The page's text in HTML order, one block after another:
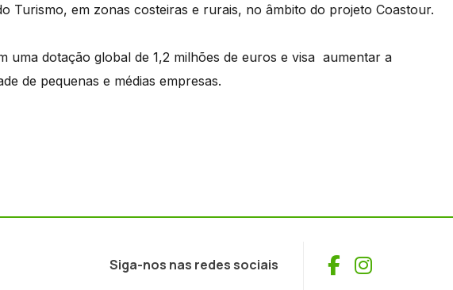
Turismo, em zonas costeiras e rurais, no âmbito do projeto Coastour.
uma dotação global de 1,2 milhões de euros e visa aumentar a
de pequenas e médias empresas.
Siga-nos nas redes sociais Facebook
Instagram